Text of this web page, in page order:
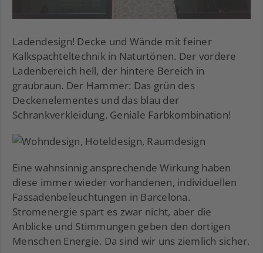
Ladendesign! Decke und Wände mit feiner
Kalkspachteltechnik in Naturtönen. Der vordere
Ladenbereich hell, der hintere Bereich in
graubraun. Der Hammer: Das grün des
Deckenelementes und das blau der
Schrankverkleidung. Geniale Farbkombination!
Eine wahnsinnig ansprechende Wirkung haben
diese immer wieder vorhandenen, individuellen
Fassadenbeleuchtungen in Barcelona.
Stromenergie spart es zwar nicht, aber die
Anblicke und Stimmungen geben den dortigen
Menschen Energie. Da sind wir uns ziemlich sicher.